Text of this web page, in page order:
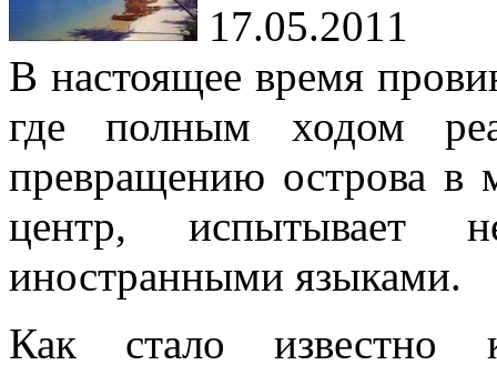
17.05.2011
В настоящее время
где полным ходом
превращению острова в
центр, испытывает
иностранными
Как стало известно